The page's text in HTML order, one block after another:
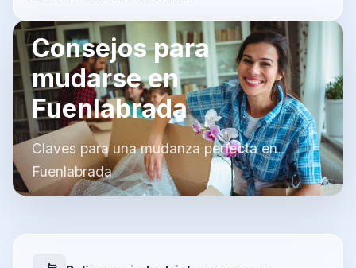
Consejos para
mudarse en
Fuenlabrada
Claves para una mudanza perfecta en
Fuenlabrada